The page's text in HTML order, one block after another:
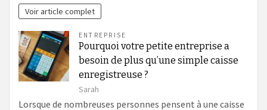
Voir article complet
ENTREPRISE
Pourquoi votre petite entreprise a
besoin de plus qu’une simple caisse
enregistreuse ?
Sarah
Lorsque de nombreuses personnes pensent à une caisse